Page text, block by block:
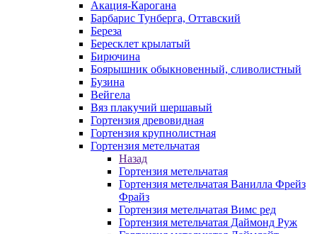
Акация-Карогана
Барбарис Тунберга, Оттавский
Береза
Бересклет крылатый
Бирючина
Боярышник обыкновенный, сливолистный
Бузина
Вейгела
Вяз плакучий шершавый
Гортензия древовидная
Гортензия крупнолистная
Гортензия метельчатая
Назад
Гортензия метельчатая
Гортензия метельчатая Ванилла Фрейз
Фрайз
Гортензия метельчатая Вимс ред
Гортензия метельчатая Даймонд Руж